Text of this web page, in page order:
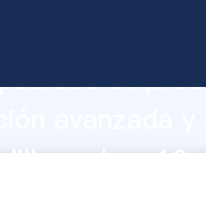
de
carbon 10